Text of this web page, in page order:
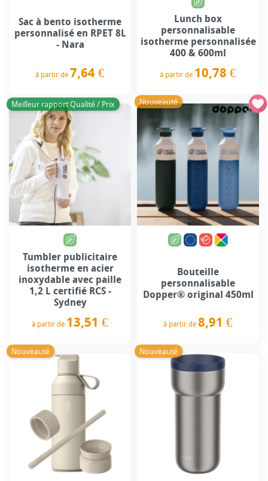
Sac à bento isotherme
personnalisé en RPET 8L
- Nara
à partir de 7,64 €
Lunch box
personnalisable
isotherme personnalisée
400 & 600ml
à partir de 10,78 €
Meilleur rapport Qualité / Prix
Tumbler publicitaire
isotherme en acier
inoxydable avec paille
1,2 L certifié RCS -
Sydney
à partir de 13,51 €
Nouveauté
Bouteille
personnalisable
Dopper® original 450ml
à partir de 8,91 €
Nouveauté Nouveauté